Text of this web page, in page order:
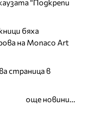
"Подкрепи
бяха
на Monaco Art
страница в
още новини...